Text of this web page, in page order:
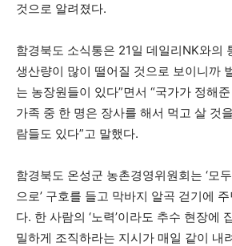
것으로 알려졌다.
함경북도 소식통은 21일 데일리NK와의
생산량이 많이 떨어질 것으로 보이니까
는 농장원들이 있다”면서 “국가가 정해
가족 중 한 명은 장사를 해서 먹고 살 것
람들도 있다”고 말했다.
함경북도 온성군 농촌경영위원회는 ‘모
으로’ 구호를 들고 막바지 알곡 걷기에
다. 한 사람의 ‘노력’이라도 추수 현장에
밀하게 조직하라는 지시가 매일 같이 내